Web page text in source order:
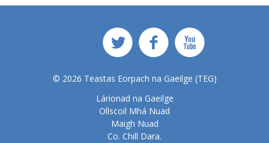
© 2026 Teastas Eorpach na Gaeilge (TEG)
Lárionad na Gaeilge
Ollscoil Mhá Nuad
Maigh Nuad
Co. Chill Dara.